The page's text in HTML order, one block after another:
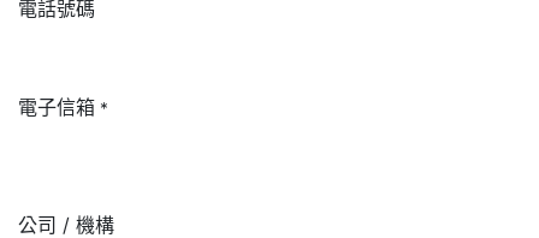
電話號碼
電子信箱 *
公司 / 機構